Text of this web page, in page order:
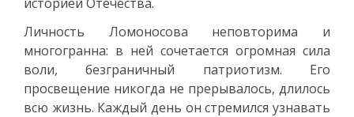
Личность Ломоносова неповторима и
многогранна: в ней сочетается огромная сила
воли, безграничный патриотизм. Его
просвещение никогда не прерывалось, длилось
всю жизнь. Каждый день он стремился узнавать